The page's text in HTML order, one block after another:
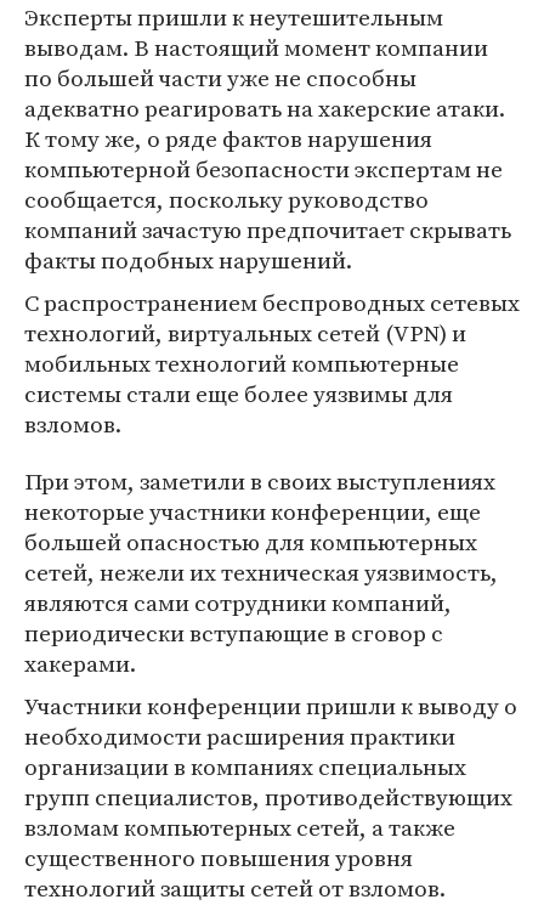
Эксперты пришли к неутешительным
выводам. В настоящий момент компании
по большей части уже не способны
адекватно реагировать на хакерские атаки.
К тому же, о ряде фактов нарушения
компьютерной безопасности экспертам не
сообщается, поскольку руководство
компаний зачастую предпочитает скрывать
факты подобных нарушений.
С распространением беспроводных сетевых
технологий, виртуальных сетей (VPN) и
мобильных технологий компьютерные
системы стали еще более уязвимы для
взломов.
При этом, заметили в своих выступлениях
некоторые участники конференции, еще
большей опасностью для компьютерных
сетей, нежели их техническая уязвимость,
являются сами сотрудники компаний,
периодически вступающие в сговор с
хакерами.
Участники конференции пришли к выводу о
необходимости расширения практики
организации в компаниях специальных
групп специалистов, противодействующих
взломам компьютерных сетей, а также
существенного повышения уровня
технологий защиты сетей от взломов.